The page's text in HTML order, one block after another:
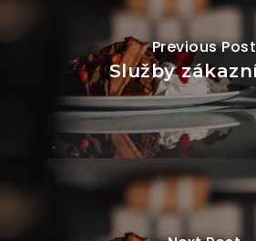
Previous Post
Služby